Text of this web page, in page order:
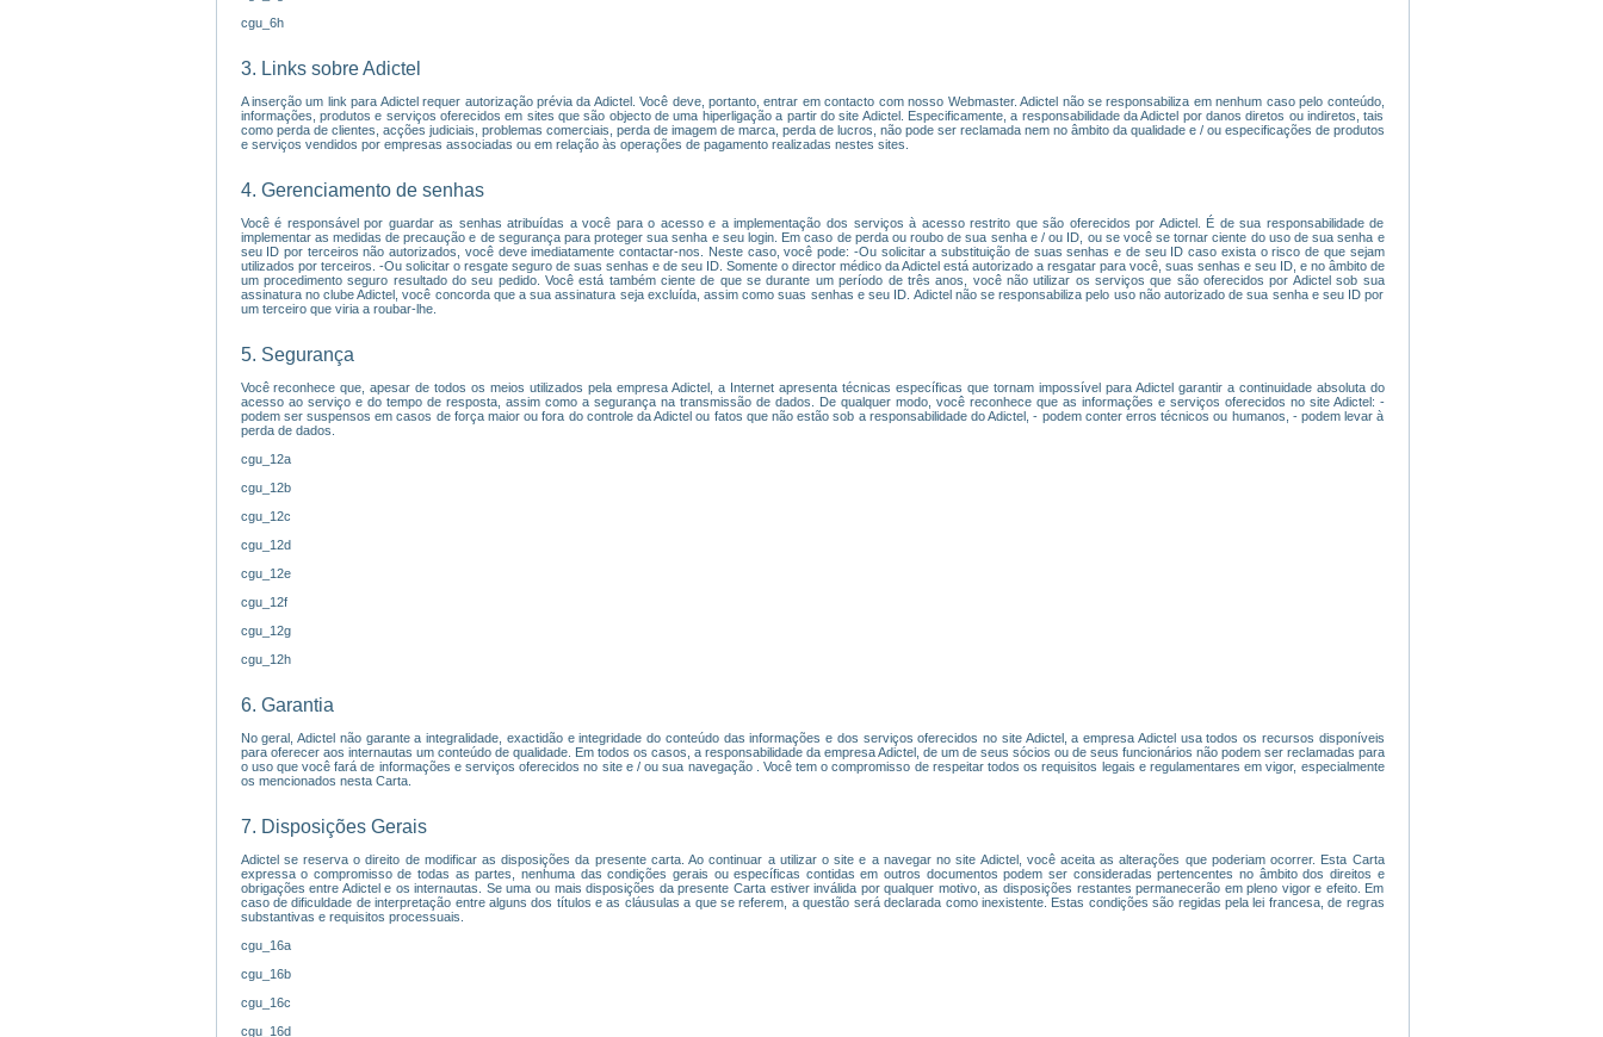
cgu_6h
3. Links sobre Adictel
A inserção um link para Adictel requer autorização prévia da Adictel. Você deve, portanto, entrar em contacto com nosso Webmaster. Adictel não se responsabiliza em nenhum caso pelo conteúdo,
informações, produtos e serviços oferecidos em sites que são objecto de uma hiperligação a partir do site Adictel. Especificamente, a responsabilidade da Adictel por danos diretos ou indiretos, tais
como perda de clientes, acções judiciais, problemas comerciais, perda de imagem de marca, perda de lucros, não pode ser reclamada nem no âmbito da qualidade e / ou especificações de produtos
e serviços vendidos por empresas associadas ou em relação às operações de pagamento realizadas nestes sites.
4. Gerenciamento de senhas
Você é responsável por guardar as senhas atribuídas a você para o acesso e a implementação dos serviços à acesso restrito que são oferecidos por Adictel. É de sua responsabilidade de
implementar as medidas de precaução e de segurança para proteger sua senha e seu login. Em caso de perda ou roubo de sua senha e / ou ID, ou se você se tornar ciente do uso de sua senha e
seu ID por terceiros não autorizados, você deve imediatamente contactar-nos. Neste caso, você pode: -Ou solicitar a substituição de suas senhas e de seu ID caso exista o risco de que sejam
utilizados por terceiros. -Ou solicitar o resgate seguro de suas senhas e de seu ID. Somente o director médico da Adictel está autorizado a resgatar para você, suas senhas e seu ID, e no âmbito de
um procedimento seguro resultado do seu pedido. Você está também ciente de que se durante um período de três anos, você não utilizar os serviços que são oferecidos por Adictel sob sua
assinatura no clube Adictel, você concorda que a sua assinatura seja excluída, assim como suas senhas e seu ID. Adictel não se responsabiliza pelo uso não autorizado de sua senha e seu ID por
um terceiro que viria a roubar-lhe.
5. Segurança
Você reconhece que, apesar de todos os meios utilizados pela empresa Adictel, a Internet apresenta técnicas específicas que tornam impossível para Adictel garantir a continuidade absoluta do
acesso ao serviço e do tempo de resposta, assim como a segurança na transmissão de dados. De qualquer modo, você reconhece que as informações e serviços oferecidos no site Adictel: -
podem ser suspensos em casos de força maior ou fora do controle da Adictel ou fatos que não estão sob a responsabilidade do Adictel, - podem conter erros técnicos ou humanos, - podem levar à
perda de dados.
cgu_12a
cgu_12b
cgu_12c
cgu_12d
cgu_12e
cgu_12f
cgu_12g
cgu_12h
6. Garantia
No geral, Adictel não garante a integralidade, exactidão e integridade do conteúdo das informações e dos serviços oferecidos no site Adictel, a empresa Adictel usa todos os recursos disponíveis
para oferecer aos internautas um conteúdo de qualidade. Em todos os casos, a responsabilidade da empresa Adictel, de um de seus sócios ou de seus funcionários não podem ser reclamadas para
o uso que você fará de informações e serviços oferecidos no site e / ou sua navegação . Você tem o compromisso de respeitar todos os requisitos legais e regulamentares em vigor, especialmente
os mencionados nesta Carta.
7. Disposições Gerais
Adictel se reserva o direito de modificar as disposições da presente carta. Ao continuar a utilizar o site e a navegar no site Adictel, você aceita as alterações que poderiam ocorrer. Esta Carta
expressa o compromisso de todas as partes, nenhuma das condições gerais ou específicas contidas em outros documentos podem ser consideradas pertencentes no âmbito dos direitos e
obrigações entre Adictel e os internautas. Se uma ou mais disposições da presente Carta estiver inválida por qualquer motivo, as disposições restantes permanecerão em pleno vigor e efeito. Em
caso de dificuldade de interpretação entre alguns dos títulos e as cláusulas a que se referem, a questão será declarada como inexistente. Estas condições são regidas pela lei francesa, de regras
substantivas e requisitos processuais.
cgu_16a
cgu_16b
cgu_16c
cgu_16d